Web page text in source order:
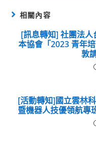
相關內容
[訊息轉知] 社團法
本協會「2023 青年
敦
[活動轉知]國立雲林
暨機器人技優領航專